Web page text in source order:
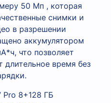
50 Мп , которая
снимки и
в разрешении
аккумулятором
что позволяет
длительное время без